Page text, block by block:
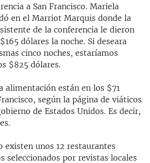
a San Francisco. Mariela
en el Marriot Marquis donde la
de la conferencia le dieron
dólares la noche. Si deseara
cinco noches, estaríamos
$825 dólares.
alimentación están en los $71
según la página de viáticos
de Estados Unidos. Es decir,
existen unos 12 restaurantes
seleccionados por revistas locales